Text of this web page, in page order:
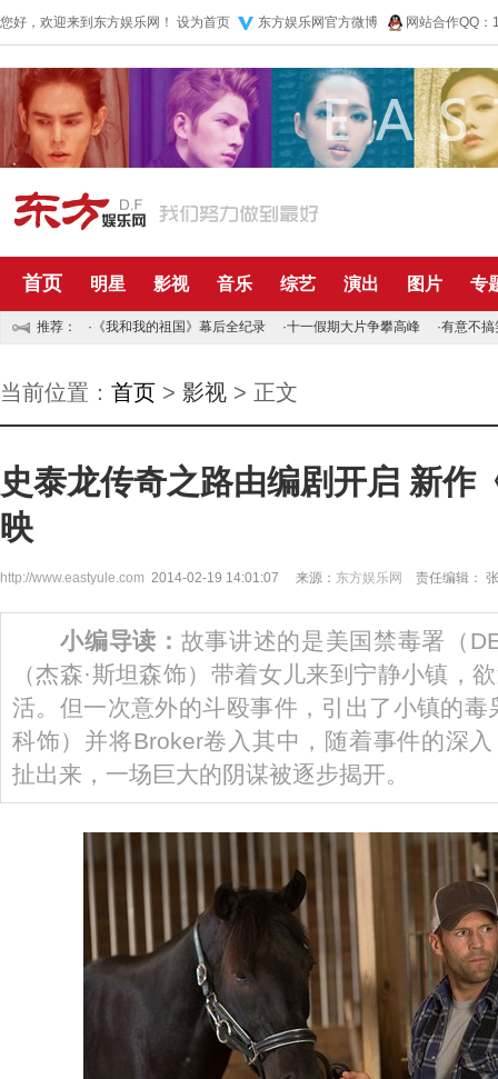
您好，欢迎来到东方娱乐网！ 设为首页 东方娱乐网官方微博 网站合作QQ
首页 明星 影视 音乐 综艺 演出 图片 专
推荐： · 《我和我的祖国》幕后全纪录 ·十一假期大片争攀高峰 ·有意不搞
当前位置： 首页 > 影视 > 正文
史泰龙传奇之路由编剧开启 新作
映
http://www.eastyule.com 2014-02-19 14:01:07 来源： 东方娱乐网 责任编辑：
小编导读： 故事讲述的是美国禁毒署（
（杰森·斯坦森饰）带着女儿来到宁静小镇，
活。但一次意外的斗殴事件，引出了小镇的毒
科饰）并将Broker卷入其中，随着事件的深
扯出来，一场巨大的阴谋被逐步揭开。